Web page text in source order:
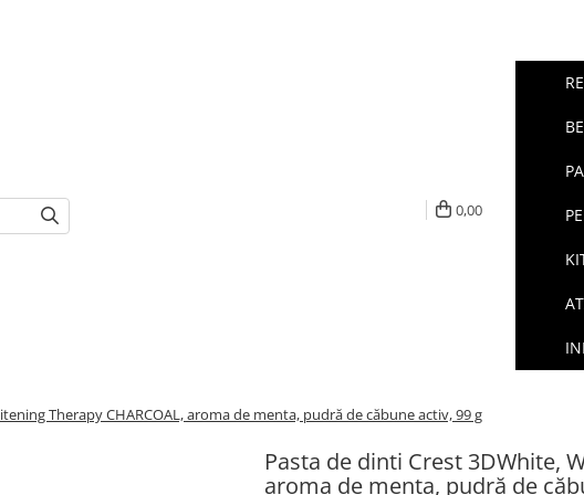
0,00
Therapy CHARCOAL, aroma de menta, pudră de căbune activ, 99 g
Pasta de dinti Crest 3DWhite,
aroma de menta, pudră de